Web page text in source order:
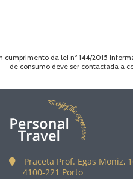
cumprimento da lei nº 144/2015
de consumo deve ser contactada a
Praceta Prof. Egas Moniz,
4100-221 Porto